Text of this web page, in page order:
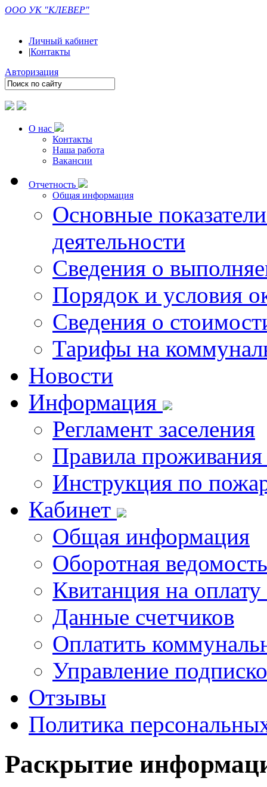
ООО УК "КЛЕВЕР"
Личный кабинет
|Контакты
Авторизация
О нас
Контакты
Наша работа
Вакансии
Отчетность
Общая информация
Основные
деятельности
Сведения о
Порядок и условия
Сведения о
Тарифы на
Новости
Информация
Регламент заселения
Правила
Инструкция по
Кабинет
Общая информация
Оборотная ведомость
Квитанция на
Данные счетчиков
Оплатить
Управление
Отзывы
Политика
Раскрытие